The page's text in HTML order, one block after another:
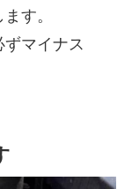
す。
マイナス